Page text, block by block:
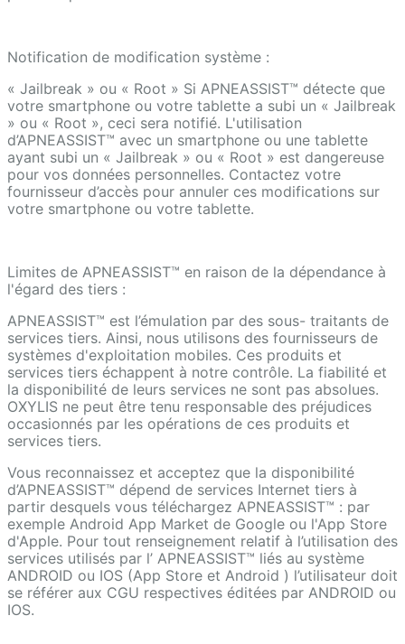
Notification de modification système :
« Jailbreak » ou « Root » Si APNEASSIST™ détecte que
votre smartphone ou votre tablette a subi un « Jailbreak
» ou « Root », ceci sera notifié. L'utilisation
d’APNEASSIST™ avec un smartphone ou une tablette
ayant subi un « Jailbreak » ou « Root » est dangereuse
pour vos données personnelles. Contactez votre
fournisseur d’accès pour annuler ces modifications sur
votre smartphone ou votre tablette.
Limites de APNEASSIST™ en raison de la dépendance à
l'égard des tiers :
APNEASSIST™ est l’émulation par des sous- traitants de
services tiers. Ainsi, nous utilisons des fournisseurs de
systèmes d'exploitation mobiles. Ces produits et
services tiers échappent à notre contrôle. La fiabilité et
la disponibilité de leurs services ne sont pas absolues.
OXYLIS ne peut être tenu responsable des préjudices
occasionnés par les opérations de ces produits et
services tiers.
Vous reconnaissez et acceptez que la disponibilité
d’APNEASSIST™ dépend de services Internet tiers à
partir desquels vous téléchargez APNEASSIST™ : par
exemple Android App Market de Google ou l'App Store
d'Apple. Pour tout renseignement relatif à l’utilisation des
services utilisés par l’ APNEASSIST™ liés au système
ANDROID ou IOS (App Store et Android ) l’utilisateur doit
se référer aux CGU respectives éditées par ANDROID ou
IOS.